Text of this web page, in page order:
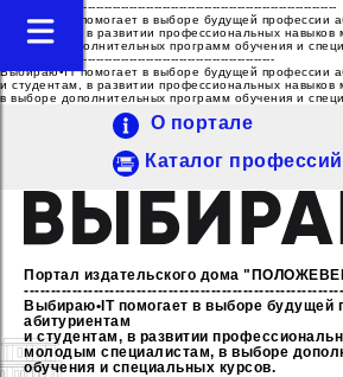
---------------------------------------------------------------------------------
Выбираю•IT помогает в выборе будущей профессии
и студентам, в развитии профессиональных
в выборе дополнительных программ обучения и
------------------------------------------------------------------
Выбираю•IT помогает в выборе будущей профессии
и студентам, в развитии профессиональных навыков
в выборе дополнительных программ обучения и
Портал издательского дома
Выбираю•IT помогает в выборе будущей
абитуриентам
и студентам, в развитии
молодым специалистам, в выборе
обучения и специальных курсов.
О портале
Каталог профессий